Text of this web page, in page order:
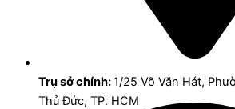
Trụ sở chính:1/25 Võ Văn Hát,
Thủ Đức, TP. HCM